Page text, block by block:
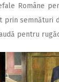
Române
semnături
pentru